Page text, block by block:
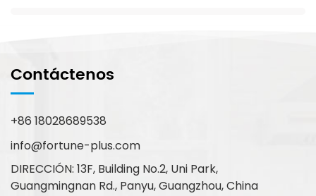
Contáctenos
+86 18028689538
info@fortune-plus.com
DIRECCIÓN: 13F, Building No.2, Uni Park,
Guangmingnan Rd., Panyu, Guangzhou, China